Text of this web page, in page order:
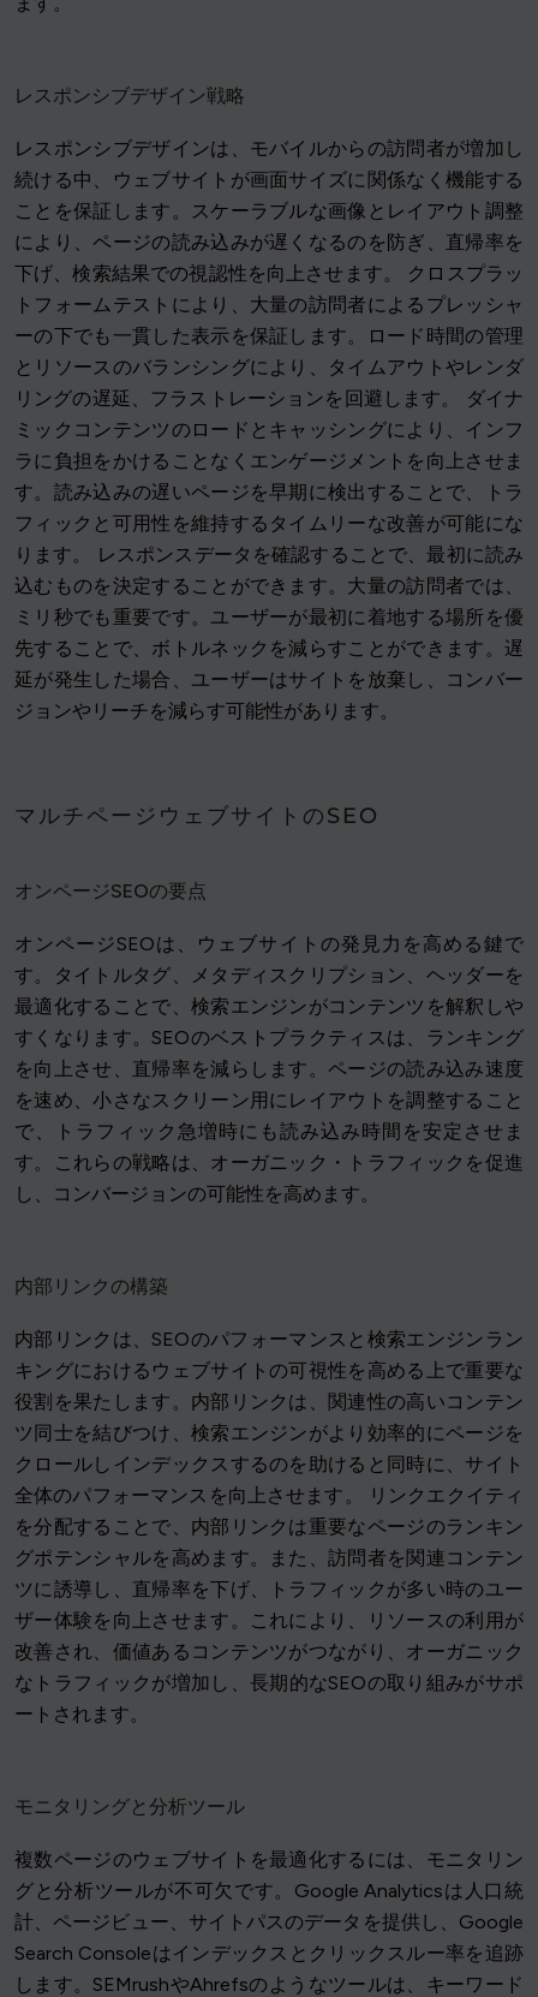
レスポンシブデザイン戦略
レスポンシブデザインは、モバイルからの訪問者が増加し
続ける中、ウェブサイトが画面サイズに関係なく機能する
ことを保証します。スケーラブルな画像とレイアウト調整
により、ページの読み込みが遅くなるのを防ぎ、直帰率を
下げ、検索結果での視認性を向上させます。 クロスプラッ
トフォームテストにより、大量の訪問者によるプレッシャ
ーの下でも一貫した表示を保証します。ロード時間の管理
とリソースのバランシングにより、タイムアウトやレンダ
リングの遅延、フラストレーションを回避します。 ダイナ
ミックコンテンツのロードとキャッシングにより、インフ
ラに負担をかけることなくエンゲージメントを向上させま
す。読み込みの遅いページを早期に検出することで、トラ
フィックと可用性を維持するタイムリーな改善が可能にな
ります。 レスポンスデータを確認することで、最初に読み
込むものを決定することができます。大量の訪問者では、
ミリ秒でも重要です。ユーザーが最初に着地する場所を優
先することで、ボトルネックを減らすことができます。遅
延が発生した場合、ユーザーはサイトを放棄し、コンバー
ジョンやリーチを減らす可能性があります。
マルチページウェブサイトのSEO
オンページSEOの要点
オンページSEOは、ウェブサイトの発見力を高める鍵で
す。タイトルタグ、メタディスクリプション、ヘッダーを
最適化することで、検索エンジンがコンテンツを解釈しや
すくなります。SEOのベストプラクティスは、ランキング
を向上させ、直帰率を減らします。ページの読み込み速度
を速め、小さなスクリーン用にレイアウトを調整すること
で、トラフィック急増時にも読み込み時間を安定させま
す。これらの戦略は、オーガニック・トラフィックを促進
し、コンバージョンの可能性を高めます。
内部リンクの構築
内部リンクは、SEOのパフォーマンスと検索エンジンラン
キングにおけるウェブサイトの可視性を高める上で重要な
役割を果たします。内部リンクは、関連性の高いコンテン
ツ同士を結びつけ、検索エンジンがより効率的にページを
クロールしインデックスするのを助けると同時に、サイト
全体のパフォーマンスを向上させます。 リンクエクイティ
を分配することで、内部リンクは重要なページのランキン
グポテンシャルを高めます。また、訪問者を関連コンテン
ツに誘導し、直帰率を下げ、トラフィックが多い時のユー
ザー体験を向上させます。これにより、リソースの利用が
改善され、価値あるコンテンツがつながり、オーガニック
なトラフィックが増加し、長期的なSEOの取り組みがサポ
ートされます。
モニタリングと分析ツール
複数ページのウェブサイトを最適化するには、モニタリン
グと分析ツールが不可欠です。Google Analyticsは人口統
計、ページビュー、サイトパスのデータを提供し、Google
Search Consoleはインデックスとクリックスルー率を追跡
します。SEMrushやAhrefsのようなツールは、キーワード